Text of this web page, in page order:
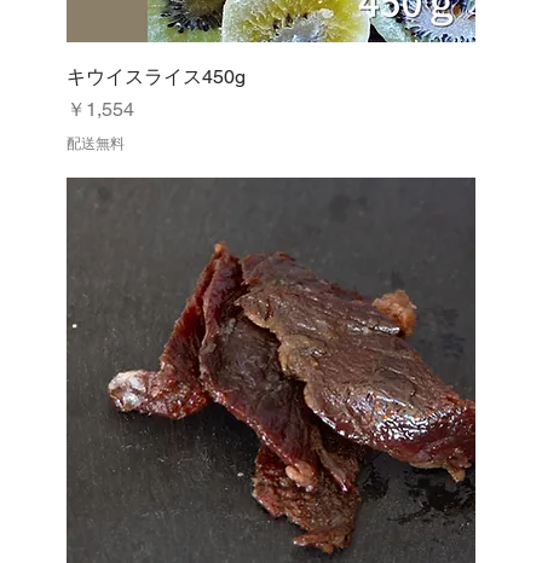
キウイスライス450g
価格
￥1,554
配送無料